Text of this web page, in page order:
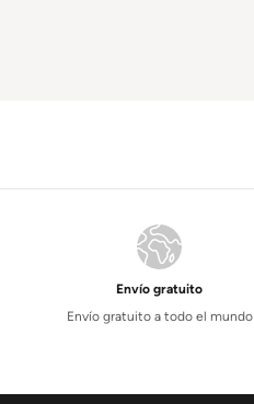
Envío gratuito
Envío gratuito a todo el mundo